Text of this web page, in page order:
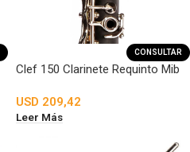
CONSULTAR
Clef 150 Clarinete Requinto Mib
USD 209,42
Leer Más